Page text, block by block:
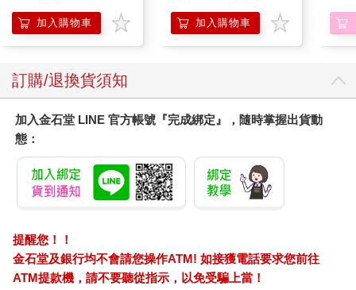
加入購物車 加入購物車
訂購/退換貨須知
加入金石堂 LINE 官方帳號『完成綁定』，隨時掌握出貨動
態：
提醒您！！
金石堂及銀行均不會請您操作ATM! 如接獲電話要求您前往
ATM提款機，請不要聽從指示，以免受騙上當！